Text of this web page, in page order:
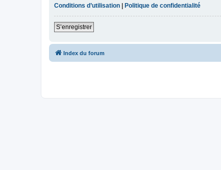
Conditions d’utilisation | Politique de confidentialité
S’enregistrer
Index du forum